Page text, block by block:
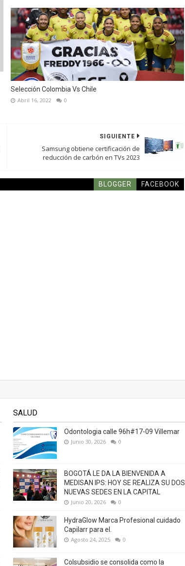
Selección Colombia Vs Chile
Abril 16, 2022 0
SIGUIENTE
Samsung obtiene certificación de
reducción de carbón en TVs 2023
BLOGGER FACEBOOK
SALUD
Odontologia calle 96h#17-09 Villemar
Junio 30, 2026 0
BOGOTÁ LE DA LA BIENVENIDA A
MEDISAN IPS: HOY SE REALIZA SU DOS
NUEVAS SEDES EN LA CAPITAL
Junio 20, 2026 0
HydraGlow Marca Profesional cuidado
Capilarr para el.
Agosto 24, 2025 0
Colsubsidio se consolida como la